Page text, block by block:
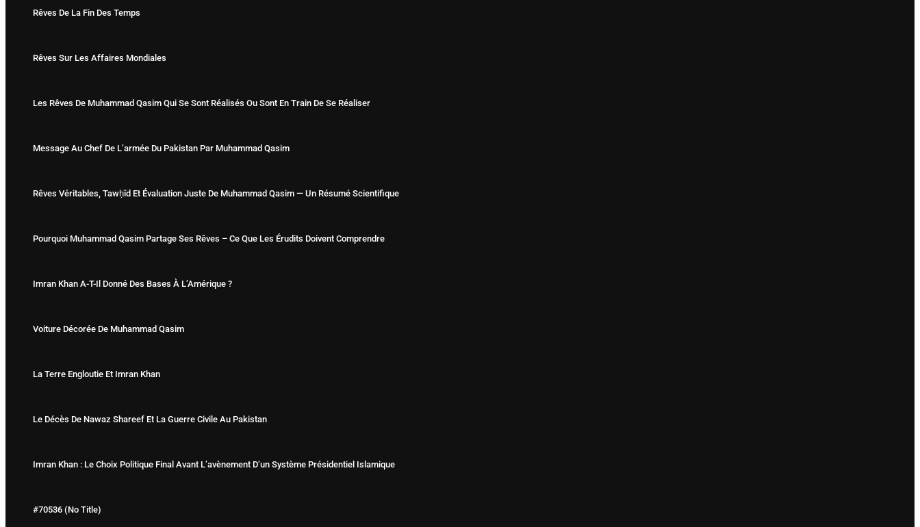
Rêves De La Fin Des Temps
Rêves Sur Les Affaires Mondiales
Les Rêves De Muhammad Qasim Qui Se Sont Réalisés Ou Sont En Train De Se Réaliser
Message Au Chef De L’armée Du Pakistan Par Muhammad Qasim
Rêves Véritables, Tawḥīd Et Évaluation Juste De Muhammad Qasim — Un Résumé Scientifique
Pourquoi Muhammad Qasim Partage Ses Rêves – Ce Que Les Érudits Doivent Comprendre
Imran Khan A-T-Il Donné Des Bases À L’Amérique ?
Voiture Décorée De Muhammad Qasim
La Terre Engloutie Et Imran Khan
Le Décès De Nawaz Shareef Et La Guerre Civile Au Pakistan
Imran Khan : Le Choix Politique Final Avant L’avènement D’un Système Présidentiel Islamique
#70536 (no Title)